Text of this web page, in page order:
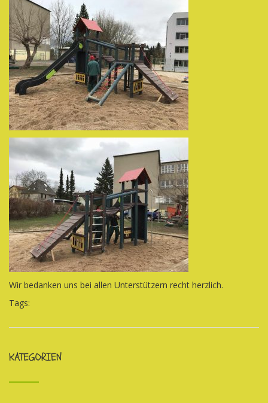
Wir bedanken uns bei allen Unterstützern recht herzlich.
Tags:
KATEGORIEN